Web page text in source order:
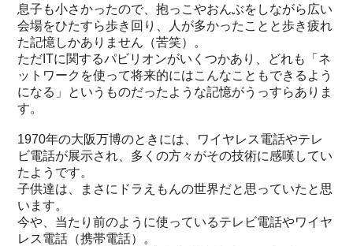
息子も小さかったので、抱っこやおんぶをしながら広い
会場をひたすら歩き回り、人が多かったことと歩き疲れ
た記憶しかありません（苦笑）。
ただITに関するパビリオンがいくつかあり、どれも「ネ
ットワークを使って将来的にはこんなこともできるよう
になる」というものだったような記憶がうっすらありま
す。
1970年の大阪万博のときには、ワイヤレス電話やテレ
ビ電話が展示され、多くの方々がその技術に感嘆してい
たようです。
子供達は、まさにドラえもんの世界だと思っていたと思
います。
今や、当たり前のように使っているテレビ電話やワイヤ
レス電話（携帯電話）。